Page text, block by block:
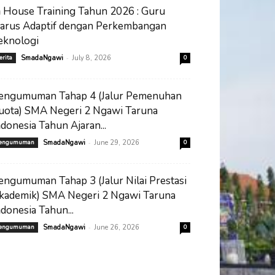
House Training Tahun 2026 : Guru
Adaptif dengan Perkembangan
SmadaNgawi - July 8, 2026 0
Tahap 4 (Jalur Pemenuhan
SMA Negeri 2 Ngawi Taruna
Tahun Ajaran...
SmadaNgawi - June 29, 2026 0
Tahap 3 (Jalur Nilai Prestasi
SMA Negeri 2 Ngawi Taruna
Tahun...
SmadaNgawi - June 26, 2026 0